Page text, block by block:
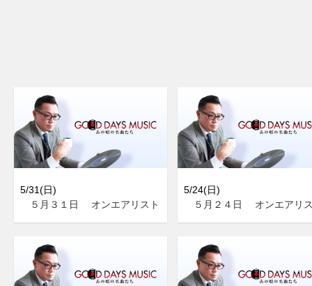
5/31(日)
５月３１日 オンエアリスト
5/24(日)
５月２４日 オンエアリ